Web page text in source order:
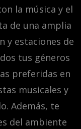
la música y el
de una amplia
y estaciones de
tus géneros
preferidas en
musicales y
Además, te
del ambiente